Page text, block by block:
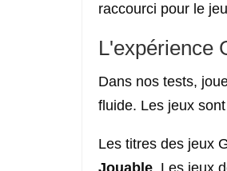
raccourci pour le
L'expérience
Dans nos tests,
fluide. Les jeux
Les titres des jeux
Jouable . Les jeux